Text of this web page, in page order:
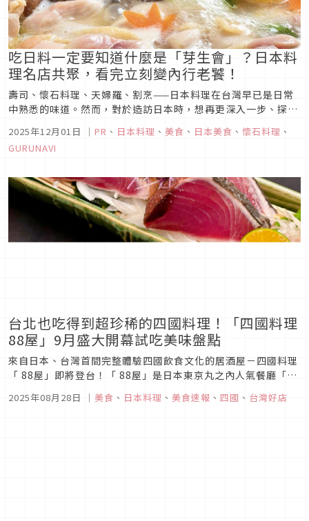
吃日料一定要知道什麼是「芽生會」？日本料
理名店共聚，看完立刻變內行老饕！
壽司、懷石料理、天婦羅、割烹——日本料理在台灣早已是日常
中熟悉的味道。然而，對於造訪日本時，想再更深入一步、探索
生會（めばえかい）」。 「芽生會」是由日本各地的老字號料亭
與名店的料理長所組成的專業組織。成員們在守護日本料理傳統
2025年12月01日 ｜ PR 、 日本料理 、 美食 、 日本美食 、 懷石料理 、
GURUNAVI
台北也吃得到超珍稀的四國料理！「四國料理
88屋」9月盛大開幕試吃美味盤點
來自日本、台灣首間完整體驗四國飲食文化的居酒屋－四國料理
「 88屋」即將登台！「 88屋」是日本東京丸之內人氣餐廳「四
插旗台北東區！88屋以四國獨有的「四國八十八箇所」巡禮精神
2025年08月28日 ｜ 美食 、 日本料理 、 美食速報 、 四國 、 台灣好店